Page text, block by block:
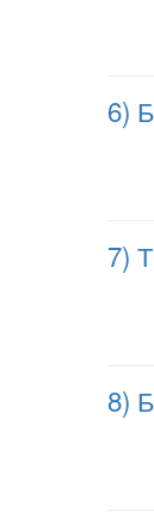
6)
7)
8)